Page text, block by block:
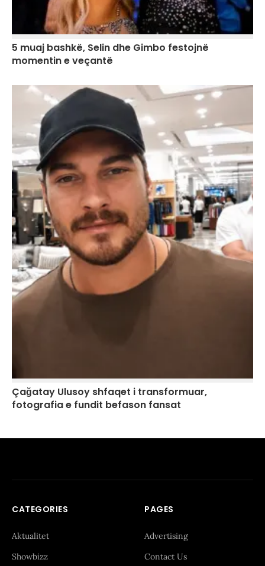
5 muaj bashkë, Selin dhe Gimbo festojnë
momentin e veçantë
Çağatay Ulusoy shfaqet i transformuar,
fotografia e fundit befason fansat
CATEGORIES
Aktualitet
Showbizz
PAGES
Advertising
Contact Us